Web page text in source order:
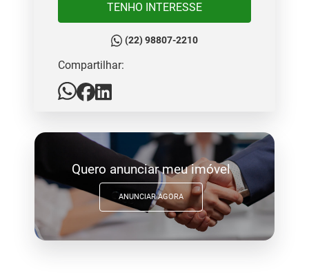
TENHO INTERESSE
(22) 98807-2210
Compartilhar:
Quero anunciar meu imóvel
ANUNCIAR AGORA